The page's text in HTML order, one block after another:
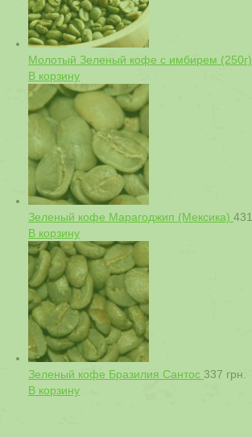
Молотый Зеленый кофе с имбирем (250г)
В корзину
Зеленый кофе Марагоджип (Мексика) 431
В корзину
Зеленый кофе Бразилия Сантос 337 грн.
В корзину